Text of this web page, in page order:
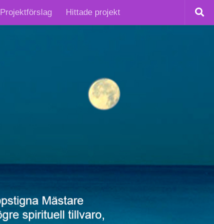
Projektförslag Hittade projekt